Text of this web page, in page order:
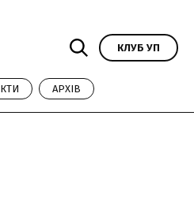
КЛУБ УП
АРХІВ